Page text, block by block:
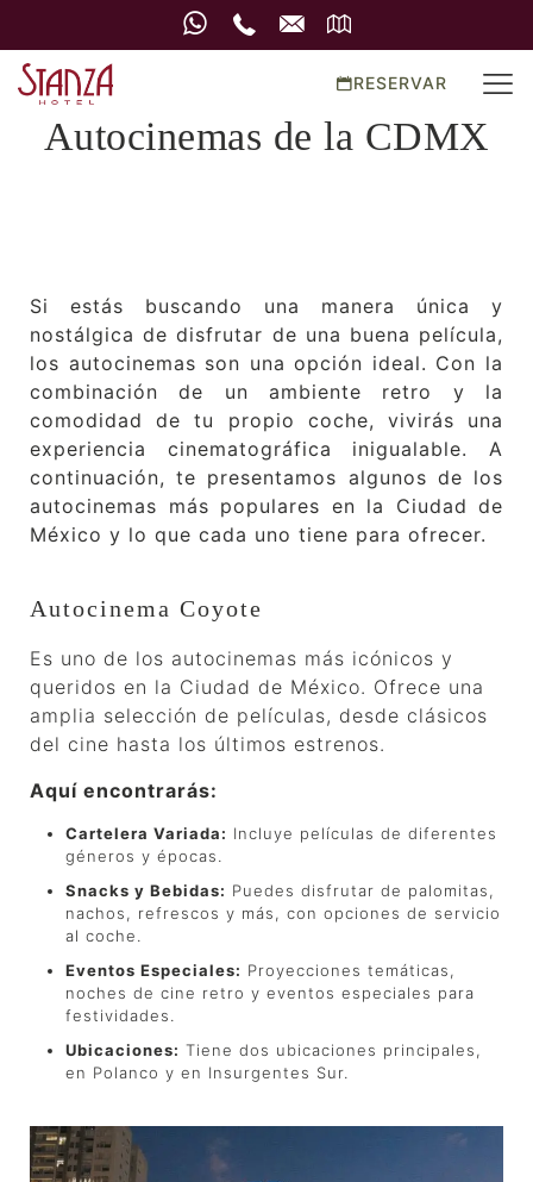
RESERVAR
Un paseo por los
Autocinemas de la CDMX
Si estás buscando una manera única y
nostálgica de disfrutar de una buena película,
los autocinemas son una opción ideal. Con la
combinación de un ambiente retro y la
comodidad de tu propio coche, vivirás una
experiencia cinematográfica inigualable. A
continuación, te presentamos algunos de los
autocinemas más populares en la Ciudad de
México y lo que cada uno tiene para ofrecer.
Autocinema Coyote
Es uno de los autocinemas más icónicos y
queridos en la Ciudad de México. Ofrece una
amplia selección de películas, desde clásicos
del cine hasta los últimos estrenos.
Aquí encontrarás:
Cartelera Variada: Incluye películas de diferentes
géneros y épocas.
Snacks y Bebidas: Puedes disfrutar de palomitas,
nachos, refrescos y más, con opciones de servicio
al coche.
Eventos Especiales: Proyecciones temáticas,
noches de cine retro y eventos especiales para
festividades.
Ubicaciones: Tiene dos ubicaciones principales,
en Polanco y en Insurgentes Sur.